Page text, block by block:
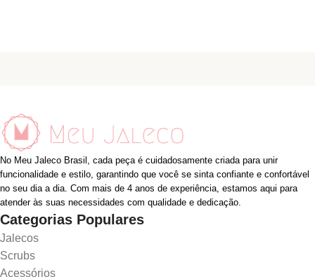
No Meu Jaleco Brasil, cada peça é cuidadosamente criada para unir
funcionalidade e estilo, garantindo que você se sinta confiante e confortável
no seu dia a dia. Com mais de 4 anos de experiência, estamos aqui para
atender às suas necessidades com qualidade e dedicação.
Categorias Populares
Jalecos
Scrubs
Acessórios